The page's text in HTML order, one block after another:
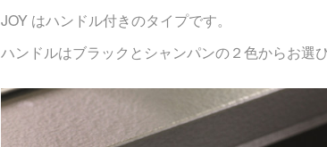
JOY はハンドル付きのタイプです。
ハンドルはブラックとシャンパンの２色からお選